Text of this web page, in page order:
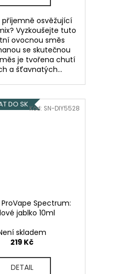
příjemně osvěžující
Vyzkoušejte tuto
ovocnou směs
se skutečnou
je tvořena chutí
a šťavnatých...
DO SK
Spectrum:
jablko 10ml
skladem
219 Kč
DETAIL
Kód: SN-DIY5528